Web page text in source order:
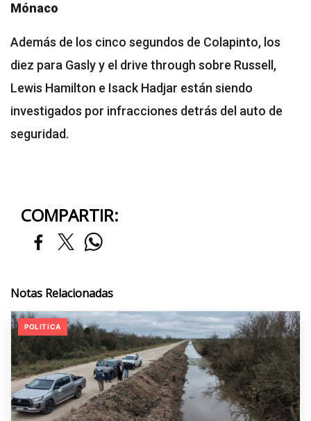
Mónaco
Además de los cinco segundos de Colapinto, los
diez para Gasly y el drive through sobre Russell,
Lewis Hamilton e Isack Hadjar están siendo
investigados por infracciones detrás del auto de
seguridad.
COMPARTIR:
Notas Relacionadas
POLITICA